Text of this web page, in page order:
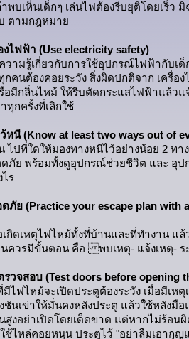
พบเห็นเด็กๆ เล่นไฟต้องรีบยุติโดยเร็ว
ตามกฎหมาย
งไฟฟ้า (Use electricity safety)
วามรู้เกี่ยวกับการใช้อุปกรณ์ไฟฟ้ากับเด็
กคนต้องคอยระวัง สิ่งผิดปกติจาก เครื่อ
อมีกลิ่นไหม้ ให้รีบตัดกระแสไฟฟ้าแล้วแ
ทุกครั้งที่เลิกใช้
หนี (Know at least two ways out of
ไปที่ใดให้มองทางหนีไว้อย่างน้อย 2 ทา
ภัย พร้อมทั้งดูอุปกรณ์ช่วยชีวิต และ อุ
ร
ภัย (Practice your escape plan with
เกิดเหตุไฟไหม้ทั้งที่บ้านและที่ทำงาน แ
นควรมีขั้นตอน คือ พบเหตุ- แจ้งเหตุ- ร
วจสอบ (Test doors before opening
ไฟไหม้จะเปิดประตูต้องระวัง เมื่อมีเห
ชันเข่าให้มั่นคงหลังประตู แล้วใช้หลังมื
สูงอย่าเปิดโดยเด็ดขาด แต่หากไม่ร้อน
ช้ไหล่คอยหนุน ประตูไว้ "อย่าลืมเอากุญ